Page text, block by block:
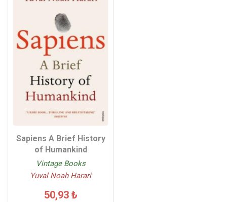
Sapiens A Brief History
of Humankind
Vintage Books
Yuval Noah Harari
50,93 ₺